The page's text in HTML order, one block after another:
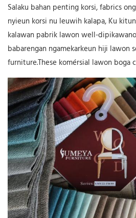
Salaku bahan penting korsi, fabrics
nyieun korsi nu leuwih kalapa, Ku
kalawan pabrik lawon well-
babarengan ngamekarkeun hiji lawon
furniture.These komérsial lawon boga